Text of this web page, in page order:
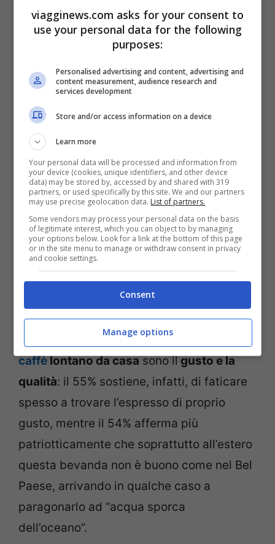
Le ragioni che spingono a
cambiare abitudini
Caffe (ThinkStock)
Gli elementi che spingono maggiormente i
viaggiatori italiani aridurre il
caffèlontano da casasono ilgusto e la
qualità: il 55% sostiene, infatti, di faticare
spesso a trovare l’espresso di proprio
gusto, mentre il 54% afferma più
patriotticamente che soprattutto all’estero
questa bevanda non è buono come nel Bel
Paese, arrivando in qualche caso a
paragonarlo ad “acqua sporca
dell’oceano”.
viagginews.com asks for your consent to
use your personal data for the following
purposes:
Personalised advertising and content, advertising and
content measurement, audience research and
services development
Store and/or access information on a device
Learn more
Your personal data will be processed and information from
your device (cookies, unique identifiers, and other device
data) may be stored by, accessed by and shared with 319
partners, or used specifically by this site. We and our partners
may use precise geolocation data. List of partners.
Some vendors may process your personal data on the basis
of legitimate interest, which you can object to by managing
your options below. Look for a link at the bottom of this page
or in the site menu to manage or withdraw consent in privacy
and cookie settings.
Consent
Manage options